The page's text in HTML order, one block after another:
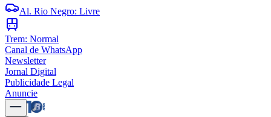
Al. Rio Negro: Livre
Trem: Normal
Canal de WhatsApp
Newsletter
Jornal Digital
Publicidade Legal
Anuncie